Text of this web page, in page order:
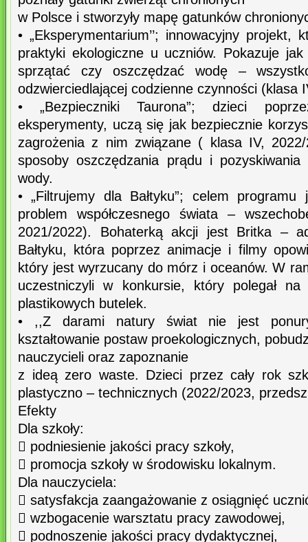
w Polsce i stworzyły mapę gatunków
• „Eksperymentarium’’; innowacyjny
praktyki ekologiczne u uczniów. Pokazuje
sprzątać czy oszczędzać wodę –
odzwierciedlającej codzienne czynności (klasa
• „Bezpieczniki Taurona”; dzieci
eksperymenty, uczą się jak bezpiecznie
zagrożenia z nim związane ( klasa IV,
sposoby oszczędzania prądu i
wody.
• „Filtrujemy dla Bałtyku”; celem
problem współczesnego świata –
2021/2022). Bohaterką akcji jest Britka –
Bałtyku, która poprzez animacje i filmy
który jest wyrzucany do mórz i oceanów. W
uczestniczyli w konkursie, który polegał
plastikowych butelek.
• ,,Z darami natury świat nie jest
kształtowanie postaw proekologicznych,
nauczycieli oraz zapoznanie
z ideą zero waste. Dzieci przez cały rok
plastyczno – technicznych (2022/2023,
Efekty
Dla szkoły:
 podniesienie jakości pracy szkoły,
 promocja szkoły w środowisku lokalnym.
Dla nauczyciela:
 satysfakcja zaangażowanie z osiągnięć
 wzbogacenie warsztatu pracy zawodowej,
 podnoszenie jakości pracy dydaktycznej,